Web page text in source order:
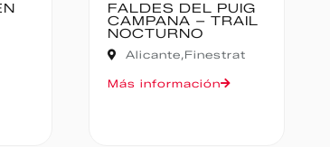
CANFRANC-
CANFRANC
Huesca,Canfranc